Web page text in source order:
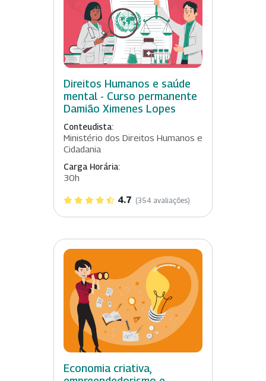
Direitos Humanos e saúde
mental - Curso permanente
Damião Ximenes Lopes
Conteudista:
Ministério dos Direitos Humanos e
Cidadania
Carga Horária:
30h
4.7 (354 avaliações)
Economia criativa,